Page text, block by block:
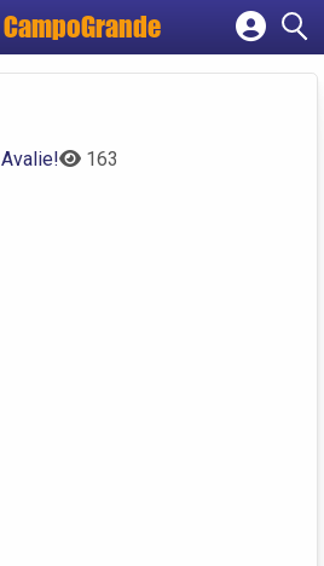
CampoGrande
Cadastrar empresa
Avalie! 163